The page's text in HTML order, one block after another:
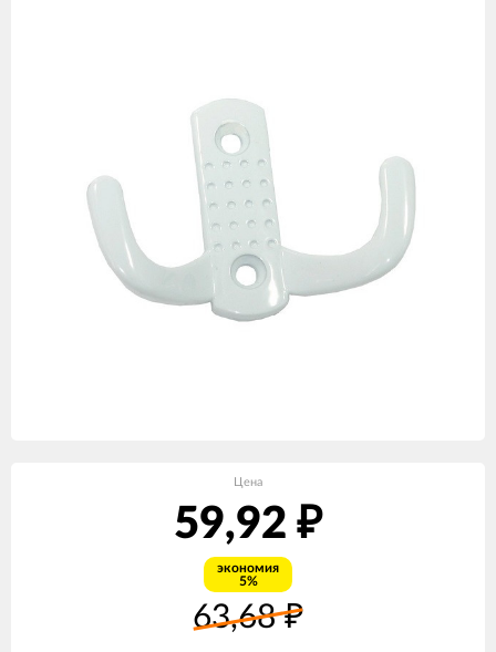
Цена
59,92 ₽
экономия
5%
63,68₽